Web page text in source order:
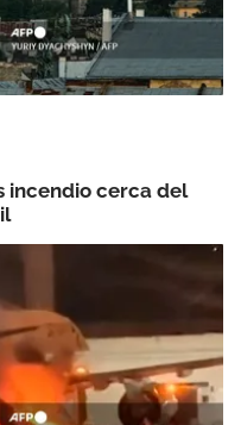
incendio cerca del